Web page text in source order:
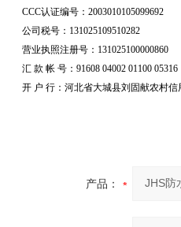
CCC认证编号：2003010105099692
公司税号：131025109510282
营业执照注册号：131025100000860
汇 款 帐 号：91608 04002 01100 05316
开 户 行：河北省大城县刘固献农村信
产品：